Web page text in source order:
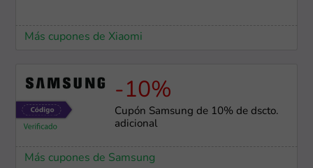
Más cupones de Xiaomi
-10%
Cupón Samsung de 10% de dscto.
adicional
Más cupones de Samsung